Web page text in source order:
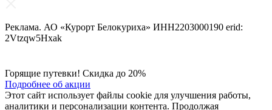
Реклама. АО «Курорт Белокуриха» ИНН2203000190 erid:
2Vtzqw5Hxak
Горящие путевки! Скидка до 20%
Подробнее об акции
Этот сайт использует файлы cookie для улучшения работы,
аналитики и персонализации контента. Продолжая